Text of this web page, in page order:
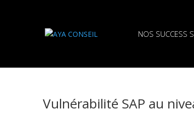
NOS SUCCESS
Vulnérabilité SAP au